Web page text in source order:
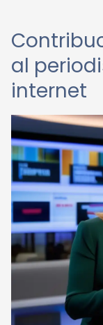
al
internet